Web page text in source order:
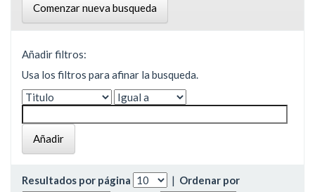
Comenzar nueva busqueda
Añadir filtros:
Usa los filtros para afinar la busqueda.
Resultados por página | Ordenar por